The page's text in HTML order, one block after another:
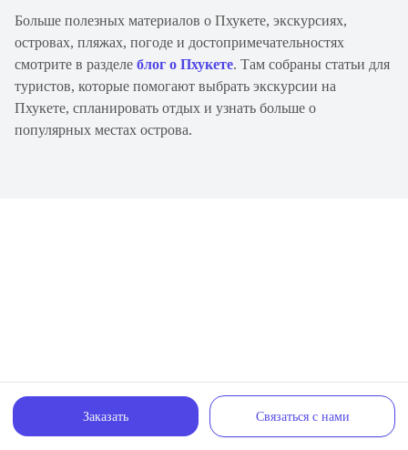
Больше полезных материалов о Пхукете, экскурсиях,
островах, пляжах, погоде и достопримечательностях
смотрите в разделе блог о Пхукете . Там собраны статьи для
туристов, которые помогают выбрать экскурсии на
Пхукете, спланировать отдых и узнать больше о
популярных местах острова.
Заказать Связаться с нами